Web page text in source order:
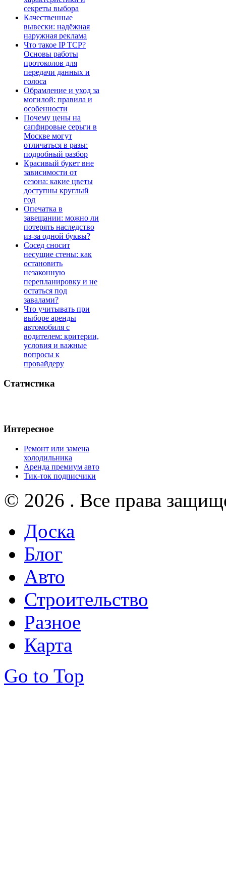
секреты выбора
Качественные
вывески: надёжная
наружная реклама
Что такое IP TCP?
Основы работы
протоколов для
передачи данных и
голоса
Обрамление и уход за
могилой: правила и
особенности
Почему цены на
сапфировые серьги в
Москве могут
отличаться в разы:
подробный разбор
Красивый букет вне
зависимости от
сезона: какие цветы
доступны круглый
год
Опечатка в
завещании: можно ли
потерять наследство
из-за одной буквы?
Сосед сносит
несущие стены: как
остановить
незаконную
перепланировку и не
остаться под
завалами?
Что учитывать при
выборе аренды
автомобиля с
водителем: критерии,
условия и важные
вопросы к
провайдеру
Статистика
Интересное
Ремонт или замена
холодильника
Аренда премиум авто
Тик-ток подписчики
© 2026 . Все права
Доска
Блог
Авто
Строительство
Разное
Карта
Go to Top